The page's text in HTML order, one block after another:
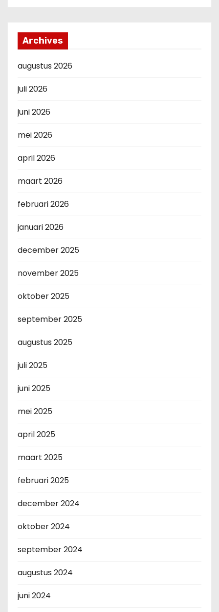
Archives
augustus 2026
juli 2026
juni 2026
mei 2026
april 2026
maart 2026
februari 2026
januari 2026
december 2025
november 2025
oktober 2025
september 2025
augustus 2025
juli 2025
juni 2025
mei 2025
april 2025
maart 2025
februari 2025
december 2024
oktober 2024
september 2024
augustus 2024
juni 2024